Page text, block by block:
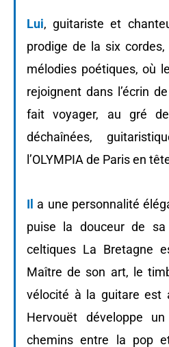
Lui, guitariste et
prodige de la six
mélodies poétiques, où
rejoignent dans l’écrin
fait voyager, au gré
déchaînées,
l’OLYMPIA de Paris en
Il a une personnalité
puise la douceur de
celtiques La Bretagne
Maître de son art, le
vélocité à la guitare est
Hervouët développe
chemins entre la pop